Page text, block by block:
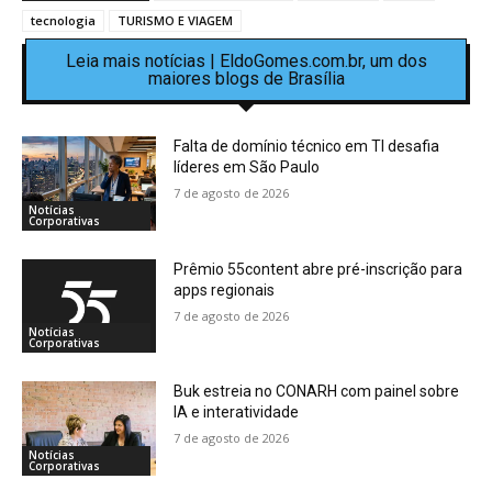
tecnologia
TURISMO E VIAGEM
Leia mais notícias | EldoGomes.com.br, um dos
maiores blogs de Brasília
Notícias
Corporativas
Falta de domínio técnico em TI desafia
líderes em São Paulo
7 de agosto de 2026
Notícias
Corporativas
Prêmio 55content abre pré-inscrição para
apps regionais
7 de agosto de 2026
Notícias
Corporativas
Buk estreia no CONARH com painel sobre
IA e interatividade
7 de agosto de 2026